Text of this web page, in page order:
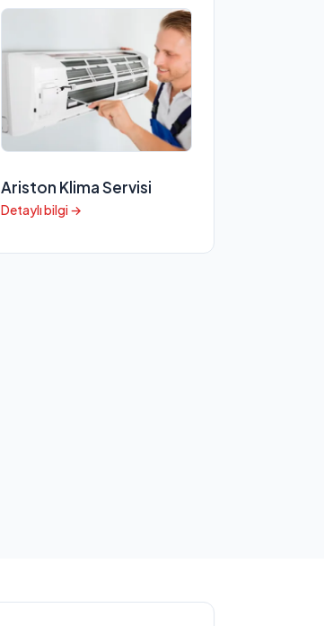
Ariston Klima Servisi
Detaylı bilgi →